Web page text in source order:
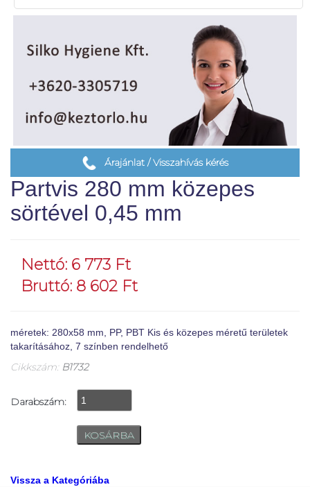
Árajánlat / Visszahívás kérés
Partvis 280 mm közepes
sörtével 0,45 mm
Nettó: 6 773 Ft
Bruttó: 8 602 Ft
méretek: 280x58 mm, PP, PBT Kis és közepes méretű területek
takarításához, 7 színben rendelhető
Cikkszám: B1732
Darabszám:
Vissza a Kategóriába